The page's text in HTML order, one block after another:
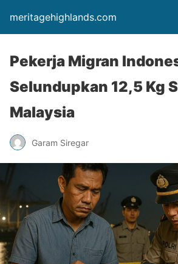
meritagehighlands.com
Pekerja Migran
Selundupkan 12,5 Kg
Malaysia
Garam Siregar